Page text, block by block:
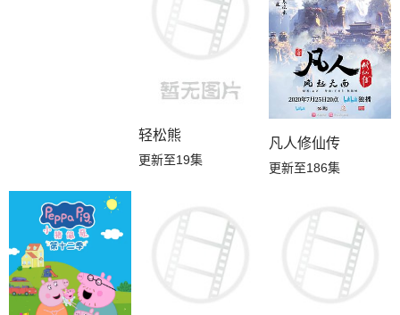
轻松熊
更新至19集
凡人修仙传
更新至186集